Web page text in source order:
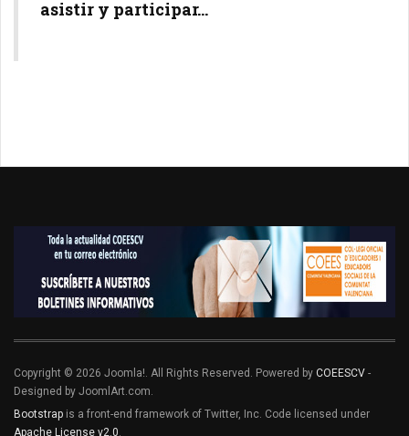
asistir y participar...
Copyright © 2026 Joomla!. All Rights Reserved. Powered by COEESCV -
Designed by JoomlArt.com.
Bootstrap is a front-end framework of Twitter, Inc. Code licensed under
Apache License v2.0